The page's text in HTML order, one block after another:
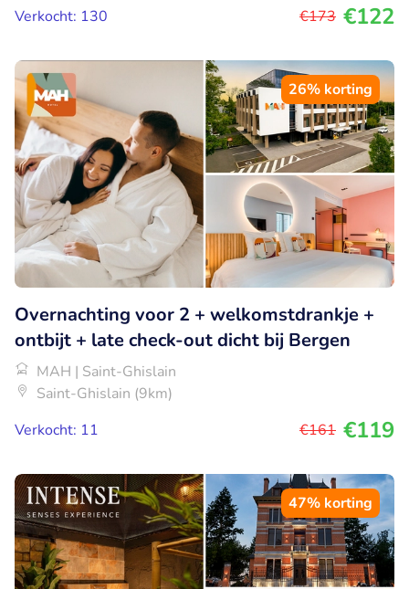
Verkocht: 130
€173 €122
26% korting
Overnachting voor 2 + welkomstdrankje +
ontbijt + late check-out dicht bij Bergen
MAH | Saint-Ghislain
Saint-Ghislain (9km)
Verkocht: 11
€161 €119
47% korting